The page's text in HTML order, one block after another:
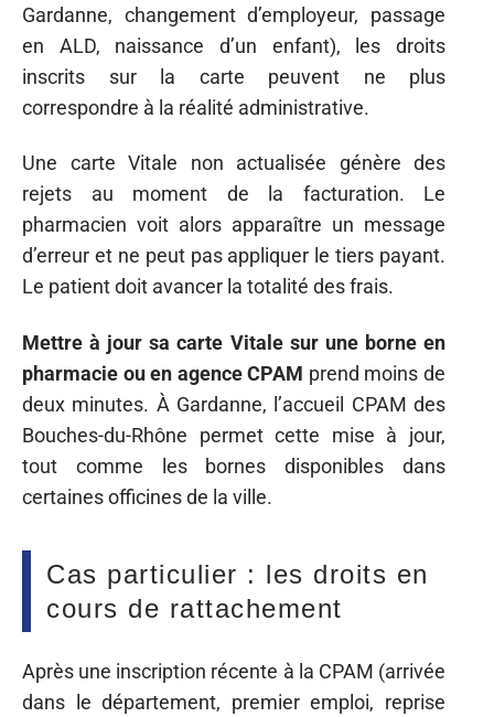
Gardanne, changement d’employeur, passage
en ALD, naissance d’un enfant), les droits
inscrits sur la carte peuvent ne plus
correspondre à la réalité administrative.
Une carte Vitale non actualisée génère des
rejets au moment de la facturation. Le
pharmacien voit alors apparaître un message
d’erreur et ne peut pas appliquer le tiers payant.
Le patient doit avancer la totalité des frais.
Mettre à jour sa carte Vitale sur une borne en
pharmacie ou en agence CPAM prend moins de
deux minutes. À Gardanne, l’accueil CPAM des
Bouches-du-Rhône permet cette mise à jour,
tout comme les bornes disponibles dans
certaines officines de la ville.
Cas particulier : les droits en
cours de rattachement
Après une inscription récente à la CPAM (arrivée
dans le département, premier emploi, reprise